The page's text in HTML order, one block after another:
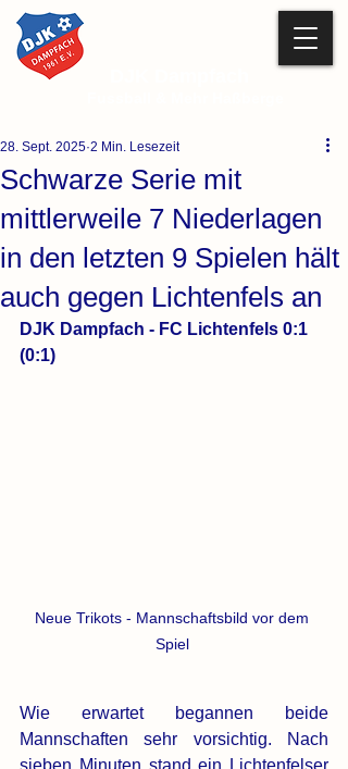
Schwarze Serie mit
mittlerweile 7 Niederlagen
in den letzten 9 Spielen hält
auch gegen Lichtenfels an
28. Sept. 2025 2 Min. Lesezeit
DJK Dampfach - FC Lichtenfels 0:1
(0:1)
Neue Trikots - Mannschaftsbild vor dem
Spiel
Wie erwartet begannen beide
Mannschaften sehr vorsichtig. Nach
sieben Minuten stand ein Lichtenfelser